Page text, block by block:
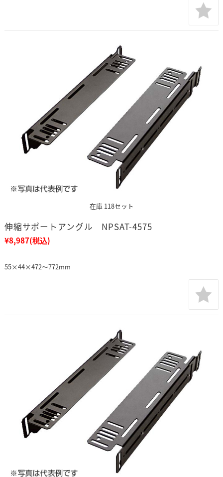
在庫 118セット
伸縮サポートアングル NPSAT-4575
¥8,987(税込)
55×44×472～772mm